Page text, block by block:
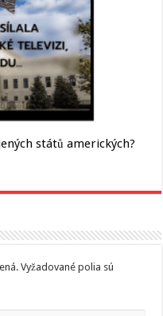
států amerických?
Vyžadované polia sú